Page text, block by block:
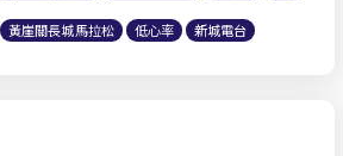
黃崖關長城馬拉松 低心率 新城電台